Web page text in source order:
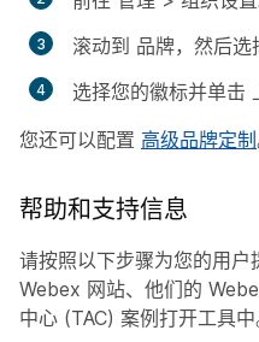
滚动到 品牌，然后选
选择您的徽标并单击
您还可以配置 高级品牌定制
帮助和支持信息
请按照以下步骤为您的用
Webex 网站、他们的
中心 (TAC) 案例打开工具中